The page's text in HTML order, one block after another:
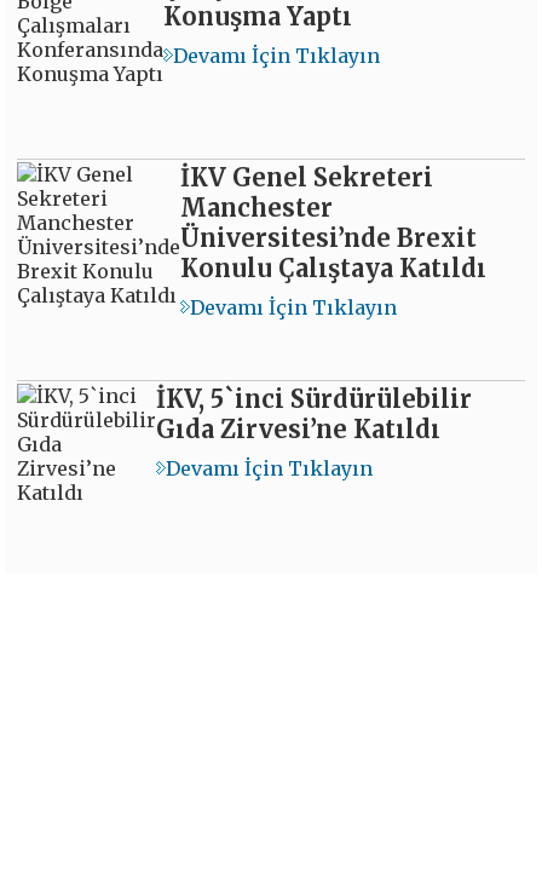
Konuşma Yaptı
Devamı İçin Tıklayın
İKV Genel Sekreteri
Manchester
Üniversitesi’nde Brexit
Konulu Çalıştaya Katıldı
Devamı İçin Tıklayın
İKV, 5`inci Sürdürülebilir
Gıda Zirvesi’ne Katıldı
Devamı İçin Tıklayın